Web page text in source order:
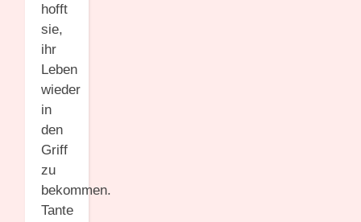
hofft
sie,
ihr
Leben
wieder
in
den
Griff
zu
bekommen.
Tante